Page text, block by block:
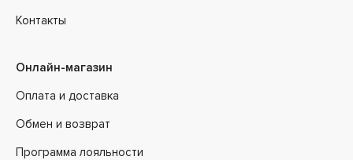
Контакты
Онлайн-магазин
Оплата и доставка
Обмен и возврат
Программа лояльности